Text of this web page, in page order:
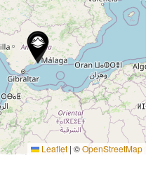
Leaflet | ©OpenStreetMap